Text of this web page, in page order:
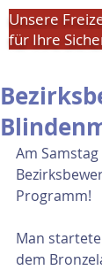
Unsere
für Ihre
Am
Programm!
Man
dem